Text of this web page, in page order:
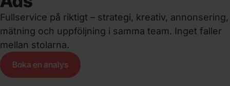
Fullservice på riktigt – strategi, kreativ, annonsering,
mätning och uppföljning i samma team. Inget faller
mellan stolarna.
Boka en analys